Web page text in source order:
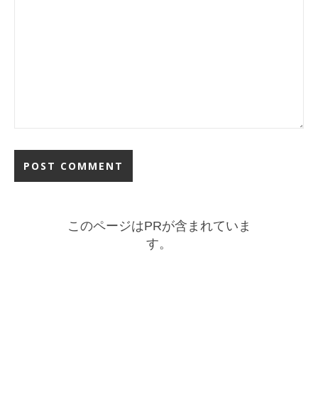
このページはPRが含まれていま
す。